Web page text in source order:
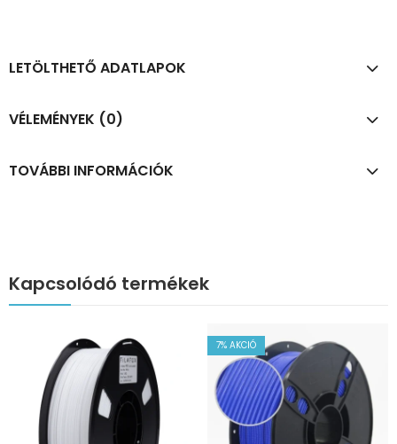
LETÖLTHETŐ ADATLAPOK
VÉLEMÉNYEK (0)
TOVÁBBI INFORMÁCIÓK
Kapcsolódó termékek
7% AKCIÓ